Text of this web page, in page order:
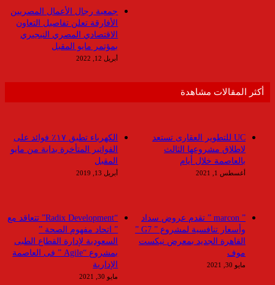
جمعية رجال الأعمال المصريين
الأفارقة تعلن تفاصيل التعاون
الاقتصادي المصري النيجيري
بمؤتمر مايو المقبل
أبريل 12, 2022
أكثر المقالات مشاهدة
الكهرباء تطبق ١٧٪ فوائد على
الفواتير المتأخرة بداية من مايو
المقبل
أبريل 13, 2019
UC للتطوير العقارى تستعد
لاطلاق مشروعها الثالث
بالعاصمة خلال أيام
أغسطس 1, 2021
“Radix Development” تتعاقد مع
” اتحاد مفهوم الصحة ”
السعودية لإدارة القطاع الطبى
بمشروع “Agile ” فى العاصمة
الإدارية
مايو 30, 2021
” marcon ” تقدم عروض سداد
وأسعار تنافسية لمشروع ” G7 ”
القاهرة الجديد بمعرض نيكست
موف
مايو 30, 2021